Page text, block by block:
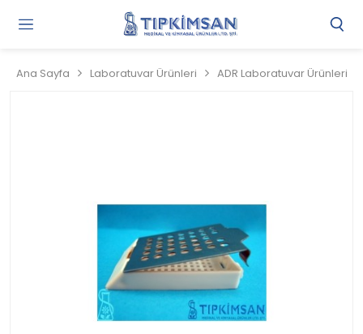
Ana Sayfa Laboratuvar Ürünleri ADR Laboratuvar Ürünleri